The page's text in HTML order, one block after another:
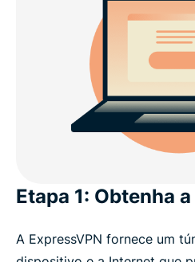
Baixe uma VPN para
dispositivos
O que os gamers dizem
Experimente uma VPN sem
jogar Diablo Immortal
Etapa 1: Obtenha
A ExpressVPN fornece um